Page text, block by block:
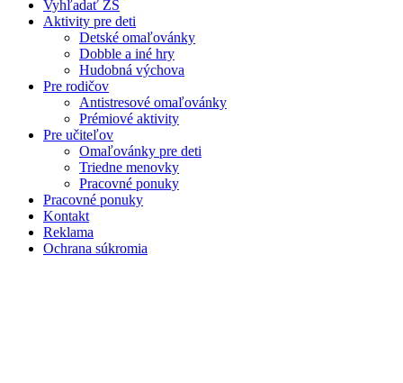
Vyhľadať ZŠ
Aktivity pre deti
Detské omaľovánky
Dobble a iné hry
Hudobná výchova
Pre rodičov
Antistresové omaľovánky
Prémiové aktivity
Pre učiteľov
Omaľovánky pre deti
Triedne menovky
Pracovné ponuky
Pracovné ponuky
Kontakt
Reklama
Ochrana súkromia